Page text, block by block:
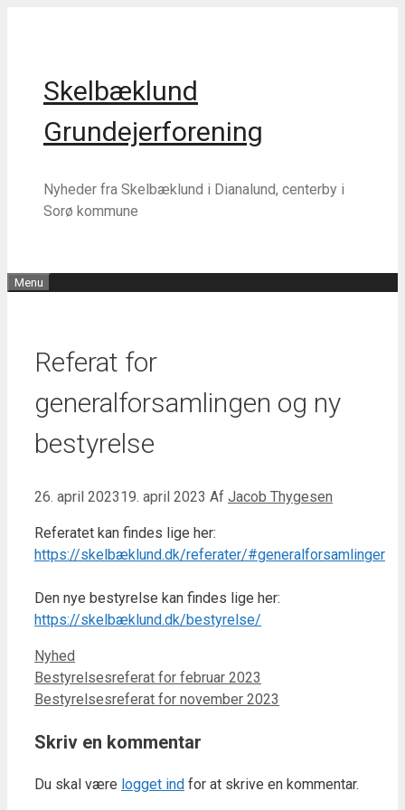
Skelbæklund
Grundejerforening
Nyheder fra Skelbæklund i Dianalund, centerby i
Sorø kommune
Menu
Referat for
generalforsamlingen og ny
bestyrelse
26. april 202319. april 2023 Af Jacob Thygesen
Referatet kan findes lige her:
https://skelbæklund.dk/referater/#generalforsamlinger
Den nye bestyrelse kan findes lige her:
https://skelbæklund.dk/bestyrelse/
Kategorier
Nyhed
Bestyrelsesreferat for februar 2023
Bestyrelsesreferat for november 2023
Skriv en kommentar
Du skal være logget ind for at skrive en kommentar.